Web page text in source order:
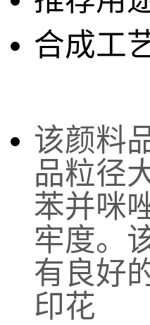
合成工
该颜料
品粒径
苯并咪
牢度。
有良好
印花